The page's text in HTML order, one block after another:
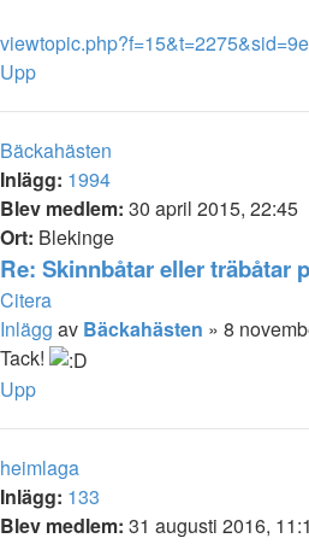
Upp
Bäckahästen
Inlägg: 1994
Blev medlem: 30 april 2015, 22:45
Ort: Blekinge
Re: Skinnbåtar eller träbåtar
Citera
Inlägg av Bäckahästen » 8
Tack!
Upp
heimlaga
Inlägg: 133
Blev medlem: 31 augusti 2016,